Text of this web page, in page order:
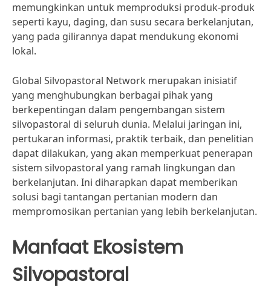
memungkinkan untuk memproduksi produk-produk
seperti kayu, daging, dan susu secara berkelanjutan,
yang pada gilirannya dapat mendukung ekonomi
lokal.
Global Silvopastoral Network merupakan inisiatif
yang menghubungkan berbagai pihak yang
berkepentingan dalam pengembangan sistem
silvopastoral di seluruh dunia. Melalui jaringan ini,
pertukaran informasi, praktik terbaik, dan penelitian
dapat dilakukan, yang akan memperkuat penerapan
sistem silvopastoral yang ramah lingkungan dan
berkelanjutan. Ini diharapkan dapat memberikan
solusi bagi tantangan pertanian modern dan
mempromosikan pertanian yang lebih berkelanjutan.
Manfaat Ekosistem
Silvopastoral